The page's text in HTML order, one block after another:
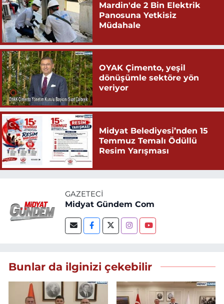
Mardin'de 2 Bin Elektrik
Panosuna Yetkisiz
Müdahale
OYAK Çimento, yeşil
dönüşümle sektöre yön
veriyor
Midyat Belediyesi’nden 15
Temmuz Temalı Ödüllü
Resim Yarışması
GAZETECI
Midyat Gündem Com
Bunlar da ilginizi çekebilir